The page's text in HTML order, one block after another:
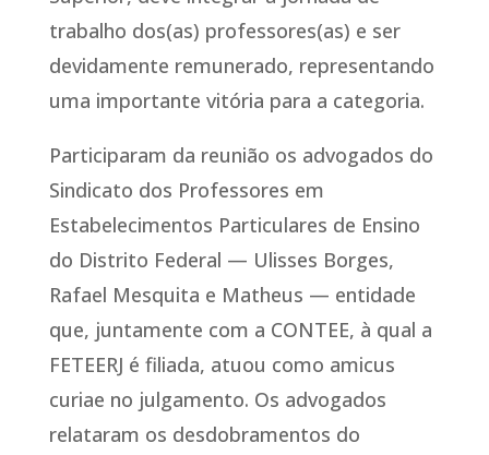
trabalho dos(as) professores(as) e ser
devidamente remunerado, representando
uma importante vitória para a categoria.
Participaram da reunião os advogados do
Sindicato dos Professores em
Estabelecimentos Particulares de Ensino
do Distrito Federal — Ulisses Borges,
Rafael Mesquita e Matheus — entidade
que, juntamente com a CONTEE, à qual a
FETEERJ é filiada, atuou como amicus
curiae no julgamento. Os advogados
relataram os desdobramentos do